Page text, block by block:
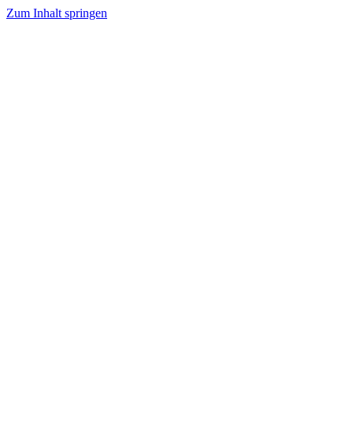
Zum Inhalt springen